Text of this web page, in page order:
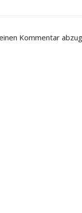
Kommentar